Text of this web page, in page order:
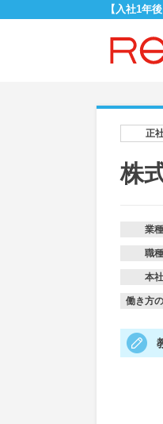
【入社1年
正
株
業種
職種
本社
働き方